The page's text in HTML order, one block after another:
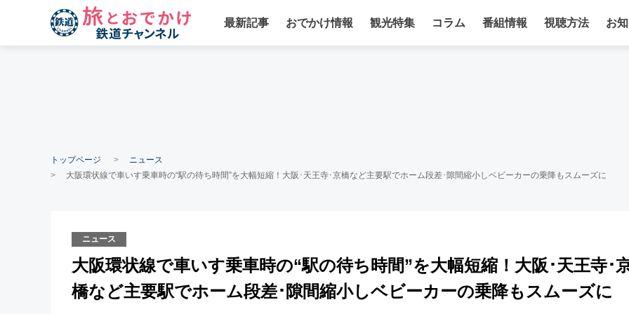
最新記事 おでかけ情報 観光特集 コラム 番組情報 視聴方法 お
トップページ
ニュース
大阪環状線で車いす乗車時の“駅の待ち時間”を大幅短縮！大阪･天王寺･京橋など主要駅でホーム段差･隙間縮小しベビーカーの乗降もスムーズに
ニュース
大阪環状線で車いす乗車時の“駅の待ち時間”を大幅短縮！大阪･天王寺･
橋など主要駅でホーム段差･隙間縮小しベビーカーの乗降もスムーズに